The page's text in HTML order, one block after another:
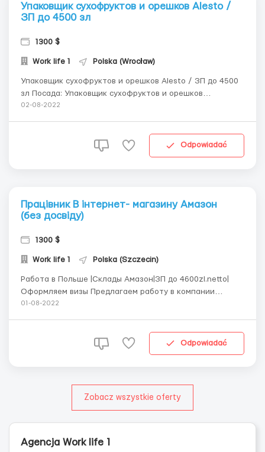
Упаковщик сухофруктов и орешков Alesto /
ЗП до 4500 зл
1300 $
Work life 1 Polska (Wrocław)
Упаковщик сухофруктов и орешков Alesto / ЗП до 4500
зл Посада: Упаковщик сухофруктов и орешков
Заработная плата: 15,80-16,80 нетто/час( до 4500 зл)
сухофруктов (курага, чернослив, сушёные ба...
02-08-2022
Odpowiadać
Працівник В інтернет- магазину Амазон
(без досвіду)
1300 $
Work life 1 Polska (Szczecin)
Работа в Польше |Склады Амазон|ЗП до 4600zl.netto|
Оформляем визы Предлагаем работу в компании
Amazon. Город Щецин, Познань,Вроцлав, Сосновец,
Трудоустройство без опыта работы (Легкая работа и
01-08-2022
Odpowiadać
Zobacz wszystkie oferty
Agencja Work life 1